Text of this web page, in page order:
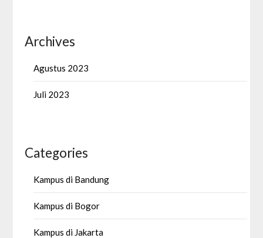
Archives
Agustus 2023
Juli 2023
Categories
Kampus di Bandung
Kampus di Bogor
Kampus di Jakarta